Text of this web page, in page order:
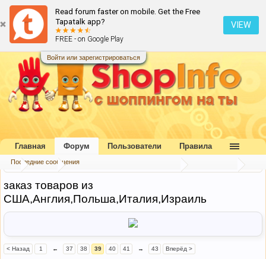
Read forum faster on mobile. Get the Free
Tapatalk app?
FREE - on Google Play
VIEW
Войти или зарегистрироваться
... Форум Посредники и совместные покупки
заказ товаров из
США,Англия,Польша,Италия,Израиль
< Назад 1 ← 37 38 39 40 41 → 43 Вперёд >
Главная Форум
Последние сообщения
Пользователи Правила